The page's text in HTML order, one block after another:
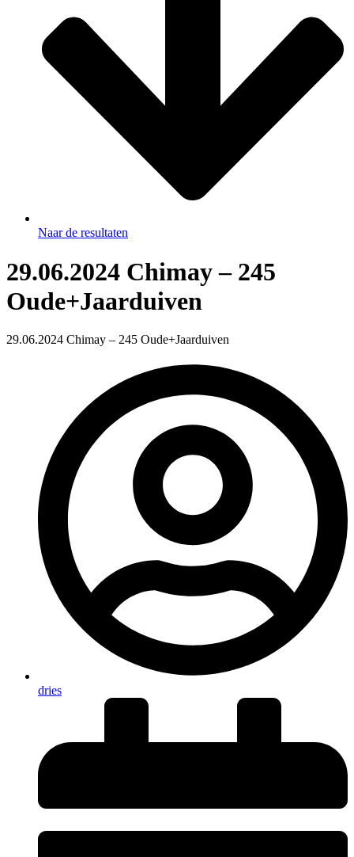
Naar de resultaten
29.06.2024 Chimay – 245
Oude+Jaarduiven
29.06.2024 Chimay – 245 Oude+Jaarduiven
dries